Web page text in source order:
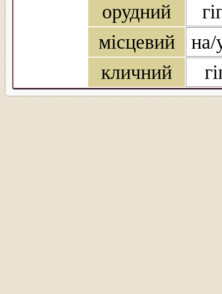
орудний
місцевий
на/
кличний